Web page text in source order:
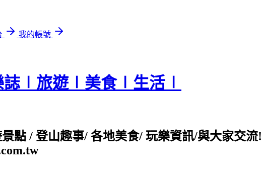
我的帳號
誌∣旅遊∣美食∣生活∣
點 / 登山趣事/ 各地美食/ 玩樂資訊/與大家交